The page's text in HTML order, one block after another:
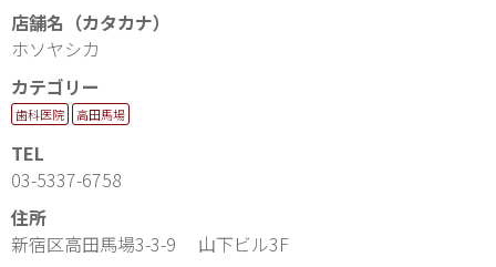
店舗名（カタカナ）
ホソヤシカ
カテゴリー
歯科医院 高田馬場
TEL
03-5337-6758
住所
新宿区高田馬場3-3-9 山下ビル3F